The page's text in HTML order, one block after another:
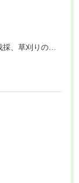
四日市市、三重郡で剪定、伐採、草刈りの作業を頼むなら はなまる造園